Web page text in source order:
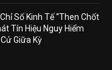
Số Kinh Tế “Then Chốt
Tín Hiệu Nguy Hiểm
Giữa Kỳ